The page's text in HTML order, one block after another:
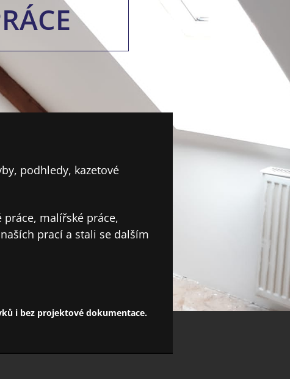
podhledy, kazetové
malířské práce,
prací a stali se dalším
i bez projektové dokumentace.